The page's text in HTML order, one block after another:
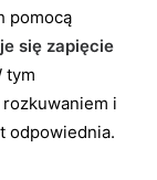
pomocą
się zapięcie
tym
i
odpowiednia.